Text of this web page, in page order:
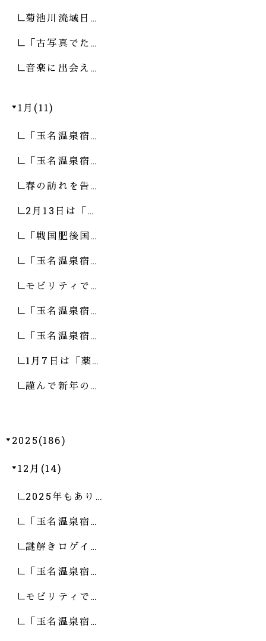
菊池川流域日…
「古写真でた…
音楽に出会え…
1月(11)
「玉名温泉宿…
「玉名温泉宿…
春の訪れを告…
2月13日は「…
「戦国肥後国…
「玉名温泉宿…
モビリティで…
「玉名温泉宿…
「玉名温泉宿…
1月7日は「薬…
謹んで新年の…
2025(186)
12月(14)
2025年もあり…
「玉名温泉宿…
謎解きロゲイ…
「玉名温泉宿…
モビリティで…
「玉名温泉宿…